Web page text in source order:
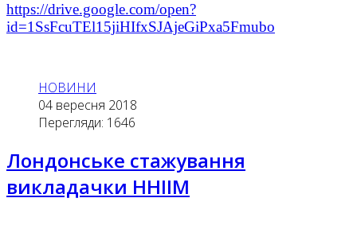
https://drive.google.com/open?
id=1SsFcuTEl15jiHIfxSJAjeGiPxa5Fmubo
НОВИНИ
04 вересня 2018
Перегляди: 1646
Лондонське стажування
викладачки ННІІМ